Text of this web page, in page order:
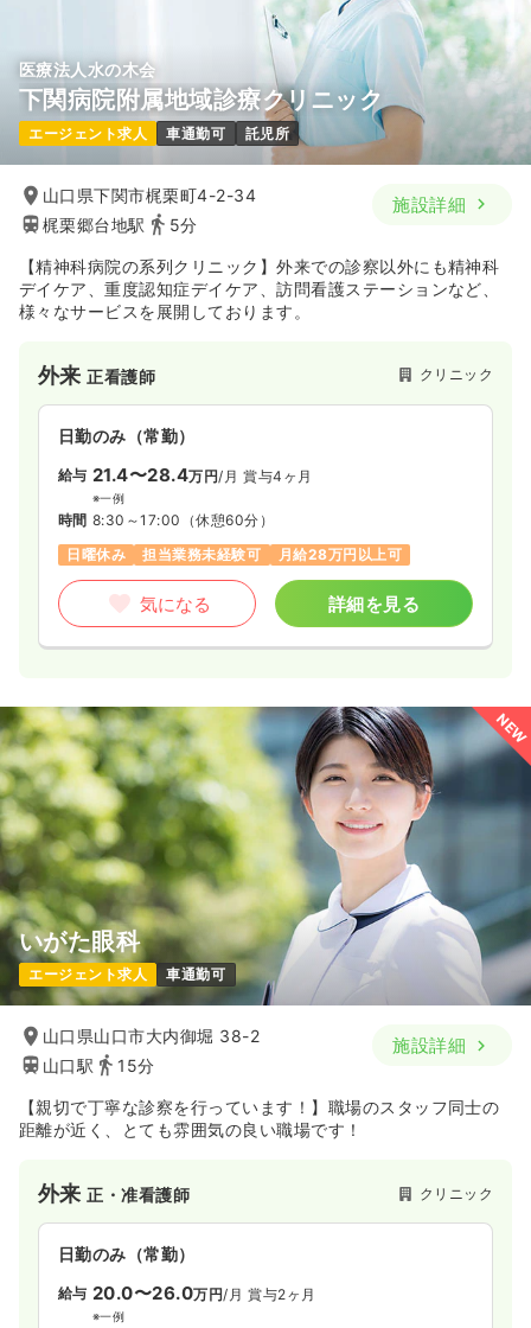
医療法人水の木会
下関病院附属地域診療クリニック
エージェント求人 車通勤可 託児所
山口県下関市梶栗町4-2-34
梶栗郷台地駅
5分
施設詳細
【精神科病院の系列クリニック】外来での診察以外にも精神科
デイケア、重度認知症デイケア、訪問看護ステーションなど、
様々なサービスを展開しております。
外来正看護師 クリニック
日勤のみ（常勤）
給与 21.4〜28.4万円/月 賞与4ヶ月
※一例
時間 8:30～17:00 （休憩60分）
日曜休み
担当業務未経験可 月給28万円以上可
気になる 詳細を見る
NEW
いがた眼科
エージェント求人 車通勤可
山口県山口市大内御堀 38-2
山口駅
15分
施設詳細
【親切で丁寧な診察を行っています！】職場のスタッフ同士の
距離が近く、とても雰囲気の良い職場です！
外来正・准看護師 クリニック
日勤のみ（常勤）
給与 20.0〜26.0万円/月 賞与2ヶ月
※一例